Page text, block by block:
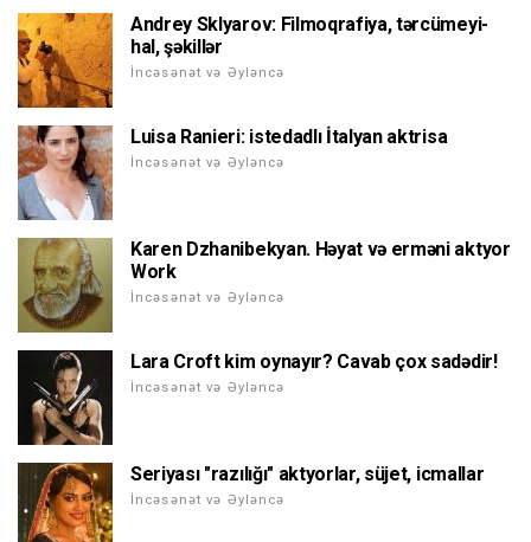
Andrey Sklyarov: Filmoqrafiya, tərcümeyi-
hal, şəkillər
İncəsənət və Əyləncə
Luisa Ranieri: istedadlı İtalyan aktrisa
İncəsənət və Əyləncə
Karen Dzhanibekyan. Həyat və erməni aktyor
Work
İncəsənət və Əyləncə
Lara Croft kim oynayır? Cavab çox sadədir!
İncəsənət və Əyləncə
Seriyası "razılığı" aktyorlar, süjet, icmallar
İncəsənət və Əyləncə